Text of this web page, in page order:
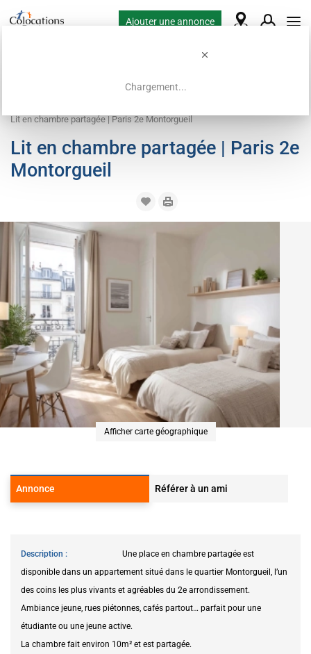
Chargement...
Ajouter une annonce
Lit en chambre partagée | Paris 2e Montorgueil
Lit en chambre partagée | Paris 2e
Montorgueil
Afficher carte géographique
Annonce Référer à un ami
Description
Une place en chambre partagée est
disponible dans un appartement situé dans le quartier Montorgueil, l’un
des coins les plus vivants et agréables du 2e arrondissement.
Ambiance jeune, rues piétonnes, cafés partout… parfait pour une
étudiante ou une jeune active.
La chambre fait environ 10m² et est partagée.